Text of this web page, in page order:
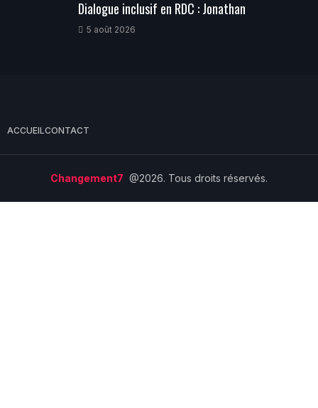
Dialogue inclusif en RDC : Jonathan
5 août 2026
ACCUEILCONTACT
Changement7 @2026. Tous droits réservés.